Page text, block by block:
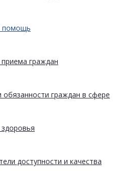
помощь
граждан
обязанности граждан в сфере
доступности и качества